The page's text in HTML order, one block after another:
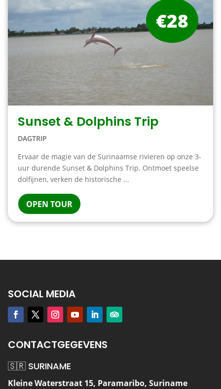
Sunset & Dolphins Trip
DAGTRIP
Ervaar de magie van de Surinaamse rivieren op onze 3-
uur durende Sunset & Dolphins Trip. Ontmoet speelse
dolfijnen, verken de historische ...
OPEN TOUR
€28
SOCIAL MEDIA
CONTACTGEGEVENS
🇸🇷 SURINAME
Kleine Waterstraat 15, Paramaribo, Suriname